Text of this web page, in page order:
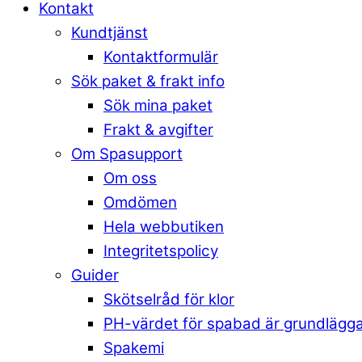
Kontakt
Kundtjänst
Kontaktformulär
Sök paket & frakt info
Sök mina paket
Frakt & avgifter
Om Spasupport
Om oss
Omdömen
Hela webbutiken
Integritetspolicy
Guider
Skötselråd för klor
PH-värdet för spabad är
Spakemi